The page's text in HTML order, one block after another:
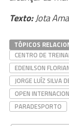
Texto:Jota
TÓPICOS
CENTRO DE
EDENILSON
JORGE LUÍZ SILVA
OPEN
PARADESPORTO